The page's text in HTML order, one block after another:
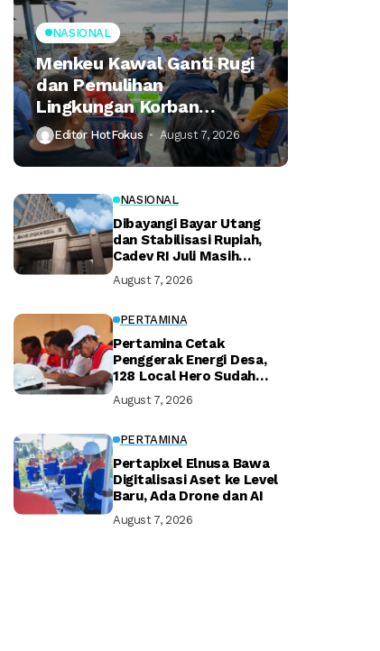
NASIONAL
Menkeu Kawal Ganti Rugi
dan Pemulihan
Lingkungan Korban
Tumpahan Minyak
Montara
Editor HotFokus August 7, 2026
NASIONAL
Dibayangi Bayar Utang
dan Stabilisasi Rupiah,
Cadev RI Juli Masih
August 7, 2026
PERTAMINA
Pertamina Cetak
Penggerak Energi Desa,
128 Local Hero Sudah
August 7, 2026
PERTAMINA
Pertapixel Elnusa Bawa
Digitalisasi Aset ke Level
Baru, Ada Drone dan AI
August 7, 2026